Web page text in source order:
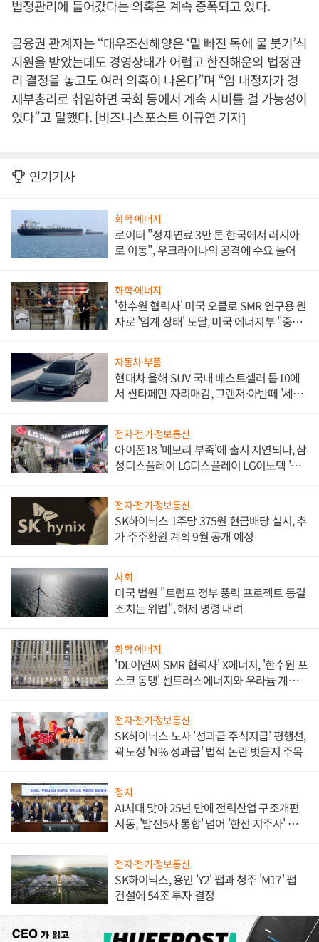
법정관리에 들어갔다는 의혹은 계속 증폭되고 있다.
금융권 관계자는 “대우조선해양은 ‘밑 빠진 독에 물 붓기’식
지원을 받았는데도 경영상태가 어렵고 한진해운의 법정관
리 결정을 놓고도 여러 의혹이 나온다”며 “임 내정자가 경
제부총리로 취임하면 국회 등에서 계속 시비를 걸 가능성이
있다”고 말했다. [비즈니스포스트 이규연 기자]
인기기사
화학·에너지
로이터 "정제연료 3만 톤 한국에서 러시아
로 이동", 우크라이나의 공격에 수요 늘어
화학·에너지
'한수원 협력사' 미국 오클로 SMR 연구용 원
자로 '임계 상태' 도달, 미국 에너지부 "중요
자동차·부품
현대차 올해 SUV 국내 베스트셀러 톱10에
서 싼타페만 자리매김, 그랜저·아반떼 '세단
전자·전기·정보통신
아이폰18 '메모리 부족'에 출시 지연되나, 삼
성디스플레이 LG디스플레이 LG이노텍 '탈
전자·전기·정보통신
SK하이닉스 1주당 375원 현금배당 실시, 추
가 주주환원 계획 9월 공개 예정
사회
미국 법원 "트럼프 정부 풍력 프로젝트 동결
조치는 위법", 해제 명령 내려
화학·에너지
'DL이앤씨 SMR 협력사' X에너지, '한수원 포
스코 동맹' 센트러스에너지와 우라늄 계약
전자·전기·정보통신
SK하이닉스 노사 '성과급 주식지급' 평행선,
곽노정 'N% 성과급' 법적 논란 벗을지 주목
정치
AI시대 맞아 25년 만에 전력산업 구조개편
시동, '발전5사 통합' 넘어 '한전 지주사' 재편
전자·전기·정보통신
SK하이닉스, 용인 'Y2' 팹과 청주 'M17' 팹
건설에 54조 투자 결정